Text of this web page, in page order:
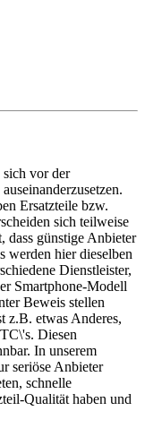
sich vor der
Ersatzteile bzw.
sich teilweise
dass günstige Anbieter
werden hier dieselben
Dienstleister,
Smartphone-Modell
Beweis stellen
z.B. etwas Anderes,
Diesen
In unserem
seriöse Anbieter
schnelle
Qualität haben und